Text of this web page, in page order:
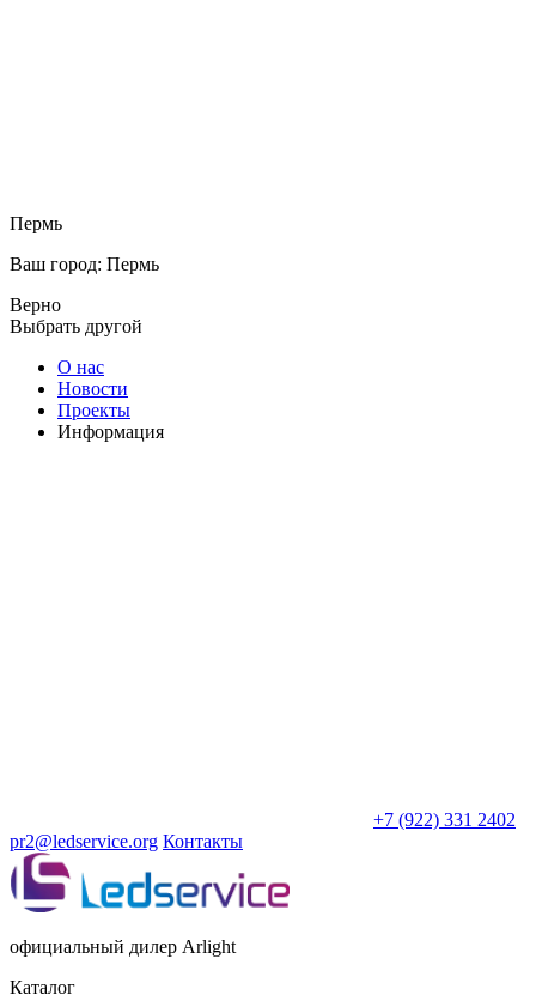
Пермь
Ваш город: Пермь
Верно
Выбрать другой
О нас
Новости
Проекты
Информация
+7 (922) 331 2402
pr2@ledservice.org Контакты
официальный дилер Arlight
Каталог